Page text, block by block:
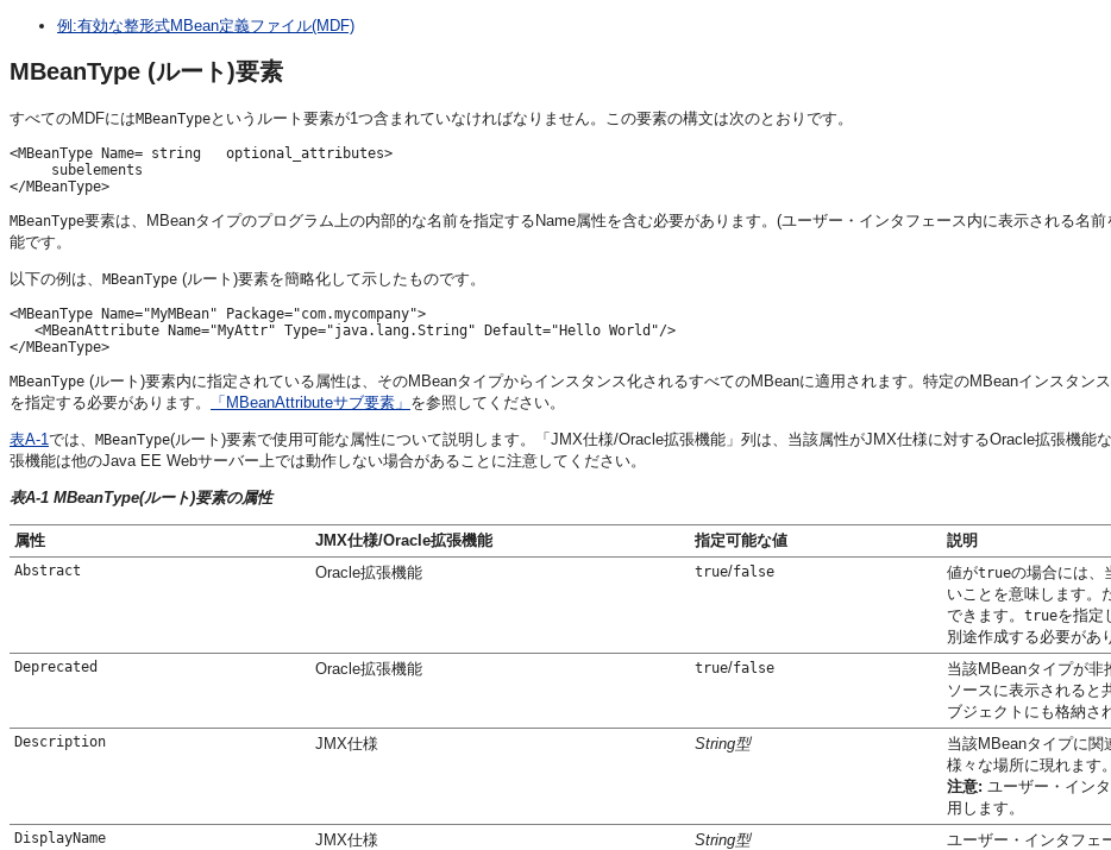
例:有効な整形式MBean定義ファイル(MDF)
MBeanType (ルート)要素
すべてのMDFにはMBeanTypeというルート要素が1つ含まれていなければなりません。この要素の構文は次のとおりです。
<MBeanType Name= string   optional_attributes>
     subelements
MBeanType要素は、MBeanタイプのプログラム上の内部的な名前を指定するName属性を含む必要があります。(ユーザー・インタフェース内に表示される名
能です。
以下の例は、 MBeanType (ルート)要素を簡略化して示したものです。
<MBeanType Name="MyMBean" Package="com.mycompany">
   <MBeanAttribute Name="MyAttr" Type="java.lang.String" Default="Hello World"/>
MBeanType (ルート)要素内に指定されている属性は、そのMBeanタイプからインスタンス化されるすべてのMBeanに適用されます。特定のMBeanインスタン
を指定する必要があります。
「MBeanAttributeサブ要素」 を参照してください。
表A-1では、 MBeanType(ルート)要素で使用可能な属性について説明します。「JMX仕様/Oracle拡張機能」列は、当該属性がJMX仕様に対するOracle拡張機
張機能は他のJava EE Webサーバー上では動作しない場合があることに注意してください。
表A-1 MBeanType(ルート)要素の属性
属性 JMX仕様/Oracle拡張機能 指定可能な値 説明
Abstract Oracle拡張機能 true/false 値がtrueの場合には、
いことを意味します。
できます。 trueを指定
別途作成する必要があ
Deprecated Oracle拡張機能 true/false
当該MBeanタイプが
ソースに表示されると
ブジェクトにも格納さ
Description JMX仕様 String型
当該MBeanタイプに関
様々な場所に現れます
注意: ユーザー・イン
用します。
DisplayName JMX仕様 String型
ユーザー・インタフェ